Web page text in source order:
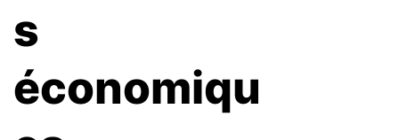
s
économiqu